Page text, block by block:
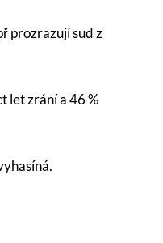
prozrazují sud z
let zrání a 46 %